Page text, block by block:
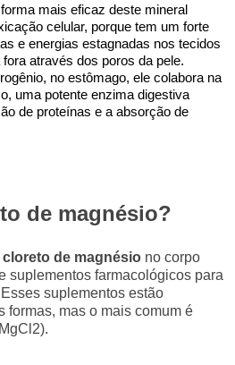
mais eficaz deste mineral
celular, porque tem um forte
e energias estagnadas nos tecidos
através dos poros da pele.
no estômago, ele colabora na
uma potente enzima digestiva
de proteínas e a absorção de
de magnésio?
cloreto de magnésio no corpo
suplementos farmacológicos para
suplementos estão
formas, mas o mais comum é